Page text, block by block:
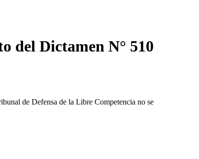
del Dictamen N° 510
de Defensa de la Libre Competencia no se